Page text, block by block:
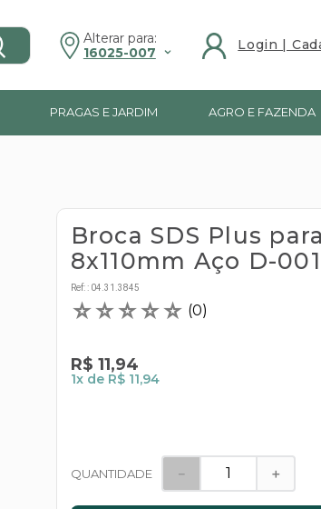
Alterar para:
16025-007
PRAGAS E JARDIM AGRO E FAZENDA
Broca SDS Plus
8x110mm Aço D-
Ref: : 04.31.3845
☆☆☆☆☆ (0)
R$ 11,94
1x de R$ 11,94
QUANTIDADE ＋
－